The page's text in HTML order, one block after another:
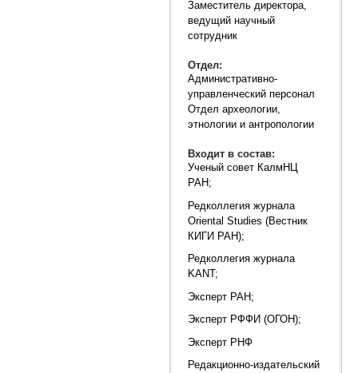
Заместитель директора,
ведущий научный
сотрудник
Отдел:
Административно-
управленческий персонал
Отдел археологии,
этнологии и антропологии
Входит в состав:
Ученый совет КалмНЦ
РАН;
Редколлегия журнала
Oriental Studies (Вестник
КИГИ РАН);
Редколлегия журнала
KANT;
Эксперт РАН;
Эксперт РФФИ (ОГОН);
Эксперт РНФ
Редакционно-издательский